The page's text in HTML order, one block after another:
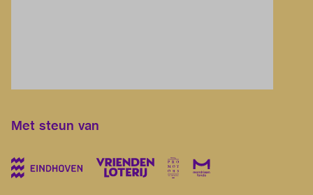
Met steun van